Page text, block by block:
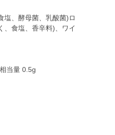
塩、酵母菌、乳酸菌)ロ
、食塩、香辛料)、ワイ
当量 0.5g